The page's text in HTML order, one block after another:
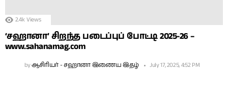
2.4k Views
‘சஹானா’ சிறந்த படைப்புப் போட்டி 2025-26 –
www.sahanamag.com
byஆசிரியர் - சஹானா இணைய இதழ் July 17, 2025, 4:52 PM